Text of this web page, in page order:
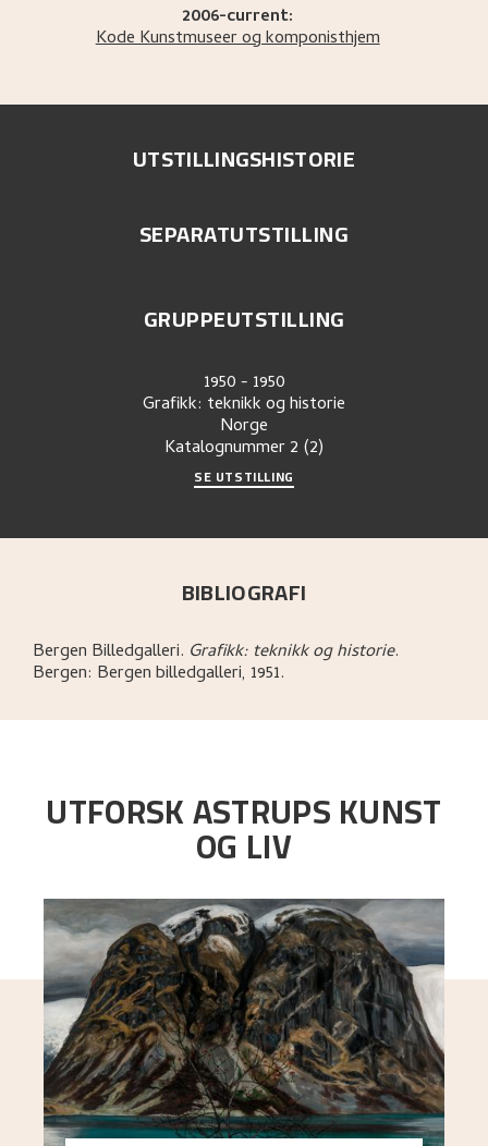
2006-current:
Kode Kunstmuseer og komponisthjem
UTSTILLINGSHISTORIE
SEPARATUTSTILLING
GRUPPEUTSTILLING
1950- 1950
Grafikk: teknikk og historie
Norge
Katalognummer2 (2)
SE UTSTILLING
BIBLIOGRAFI
Bergen Billedgalleri. Grafikk: teknikk og historie.
Bergen: Bergen billedgalleri, 1951.
UTFORSK ASTRUPS KUNST
OG LIV